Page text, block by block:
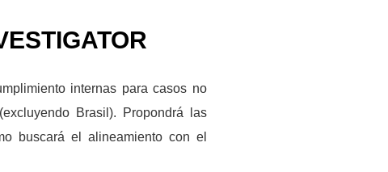
internas para casos no
Brasil). Propondrá las
buscará el alineamiento con el